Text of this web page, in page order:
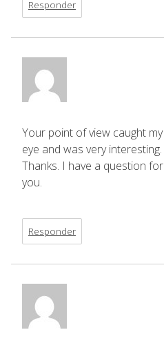
Responder
Your point of view caught my
eye and was very interesting.
Thanks. I have a question for
you.
Responder